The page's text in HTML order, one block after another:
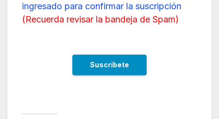
ingresado para confirmar la suscripción
(Recuerda revisar la bandeja de Spam)